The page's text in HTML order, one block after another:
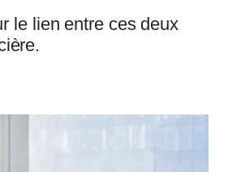
le lien entre ces deux